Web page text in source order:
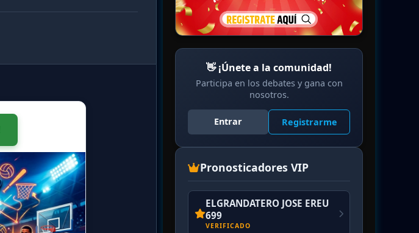
👋 ¡Únete a la comunidad!
Participa en los debates y gana con
nosotros.
Entrar Registrarme
Pronosticadores VIP
ELGRANDATERO JOSE EREU
699
VERIFICADO